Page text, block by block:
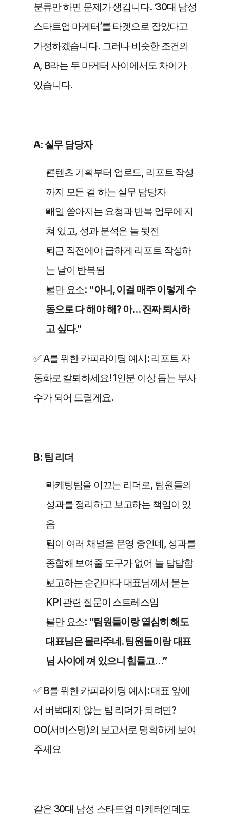
분류만 하면 문제가 생깁니다. ‘30대 남성
스타트업 마케터’를 타겟으로 잡았다고
가정하겠습니다. 그러나 비슷한 조건의
A, B라는 두 마케터 사이에서도 차이가
있습니다.
A: 실무 담당자
콘텐츠 기획부터 업로드, 리포트 작성
까지 모든 걸 하는 실무 담당자
매일 쏟아지는 요청과 반복 업무에 지
쳐 있고, 성과 분석은 늘 뒷전
퇴근 직전에야 급하게 리포트 작성하
는 날이 반복됨
불만 요소: "아니, 이걸 매주 이렇게 수
동으로 다 해야 해? 아… 진짜 퇴사하
고 싶다."
✅ A를 위한 카피라이팅 예시: 리포트 자
동화로 칼퇴하세요! 1인분 이상 돕는 부사
수가 되어 드릴게요.
B: 팀 리더
마케팅팀을 이끄는 리더로, 팀원들의
성과를 정리하고 보고하는 책임이 있
음
팀이 여러 채널을 운영 중인데, 성과를
종합해 보여줄 도구가 없어 늘 답답함
보고하는 순간마다 대표님께서 묻는
KPI 관련 질문이 스트레스임
불만 요소: “팀원들이랑 열심히 해도
대표님은 몰라주네. 팀원들이랑 대표
님 사이에 껴 있으니 힘들고…”
✅ B를 위한 카피라이팅 예시: 대표 앞에
서 버벅대지 않는 팀 리더가 되려면?
OO(서비스명)의 보고서로 명확하게 보여
주세요
같은 30대 남성 스타트업 마케터인데도